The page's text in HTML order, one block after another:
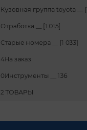
Кузовная группа toyota __
Отработка __ [1 015]
Старые номера __ [1 033]
4На заказ
0Инструменты __ 136
2 ТОВАРЫ